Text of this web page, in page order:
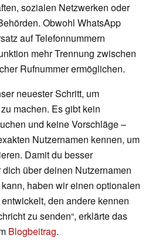
sozialen Netzwerken oder
Obwohl WhatsApp
auf Telefonnummern
mehr Trennung zwischen
Rufnummer ermöglichen.
neuester Schritt, um
machen. Es gibt kein
und keine Vorschläge –
Nutzernamen kennen, um
Damit du besser
über deinen Nutzernamen
haben wir einen optionalen
den andere kennen
zu senden“, erklärte das
Blogbeitrag.